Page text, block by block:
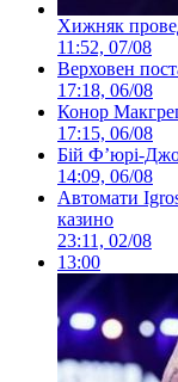
Хижняк
11:52, 07/08
Верховен
17:18, 06/08
Конор
17:15, 06/08
Бій Ф’юрі-
14:09, 06/08
Автомати
казино
23:11, 02/08
13:00